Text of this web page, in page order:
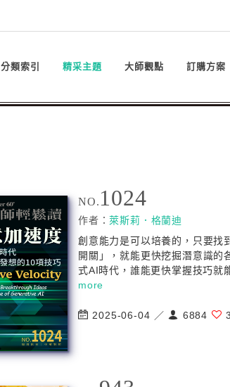
分類索引 精采主題 大師觀點 訂購方案
NO. 1024
作者：萊斯莉．格蘭迪
創意能力是可以培養的，只要找
開關」，就能更快挖掘潛意識的
式AI時代，誰能更快掌握技巧就
more
2025-06-04 ／ 6884 3